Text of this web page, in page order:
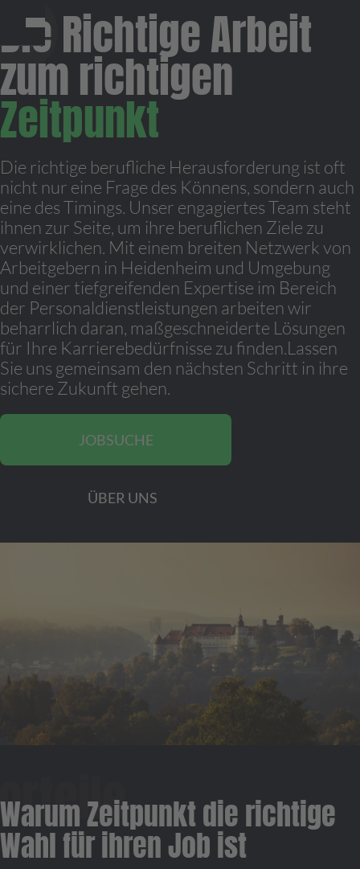
Die Richtige Arbeit
zum richtigen
Zeitpunkt
Die richtige berufliche Herausforderung ist oft
nicht nur eine Frage des Könnens, sondern auch
eine des Timings. Unser engagiertes Team steht
ihnen zur Seite, um ihre beruflichen Ziele zu
verwirklichen. Mit einem breiten Netzwerk von
Arbeitgebern in Heidenheim und Umgebung
und einer tiefgreifenden Expertise im Bereich
der Personaldienstleistungen arbeiten wir
beharrlich daran, maßgeschneiderte Lösungen
für Ihre Karrierebedürfnisse zu finden.Lassen
Sie uns gemeinsam den nächsten Schritt in ihre
sichere Zukunft gehen.
JOBSUCHE
ÜBER UNS
Warum Zeitpunkt die richtige
Wahl für ihren Job ist